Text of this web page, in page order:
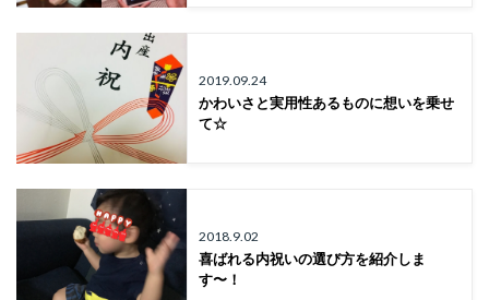
2019.09.24
かわいさと実用性あるものに想いを乗せ
て☆
2018.9.02
喜ばれる内祝いの選び方を紹介しま
す〜！